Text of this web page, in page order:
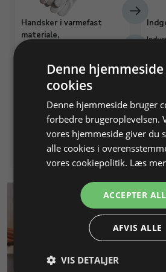
Handsker i varmefast
materiale,
Str. 10, et par
Varenr. 261330
101,25 DKK
Info Læg i kurv
Denne
cookies
Denne hjemmeside bruger
forbedre brugeroplevelsen.
vores hjemmeside giver du
alle cookies i
vores cookiepolitik. Læs
ACCEPTER
AFVIS ALLE
VIS DETALJER